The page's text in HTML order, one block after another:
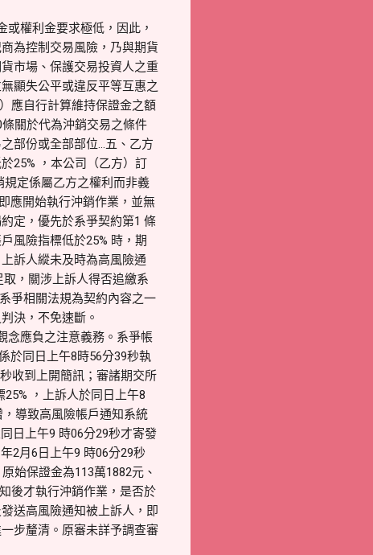
權利金要求極低，因此，
為控制交易風險，乃與期貨
市場、保護交易投資人之重
顯失公平或違反平等互惠之
應自行計算維持保證金之額
關於代為沖銷交易之條件
部份或全部部位…五、乙方
25% ，本公司（乙方）訂
定係屬乙方之權利而非義
應開始執行沖銷作業，並無
定，優先於系爭契約第1 條
風險指標低於25% 時，期
訴人縱未及時為高風險通
，關涉上訴人得否追繳系
爭相關法規為契約內容之一
決，不免速斷。
念應負之注意義務。系爭帳
於同日上午8時56分39秒執
收到上開簡訊；審諸期交所
，上訴人於同日上午8
導致高風險帳戶通知系統
日上午9 時06分29秒才寄發
2月6日上午9 時06分29秒
始保證金為113萬1882元、
後才執行沖銷作業，是否於
送高風險通知被上訴人，即
步釐清。原審未詳予調查審